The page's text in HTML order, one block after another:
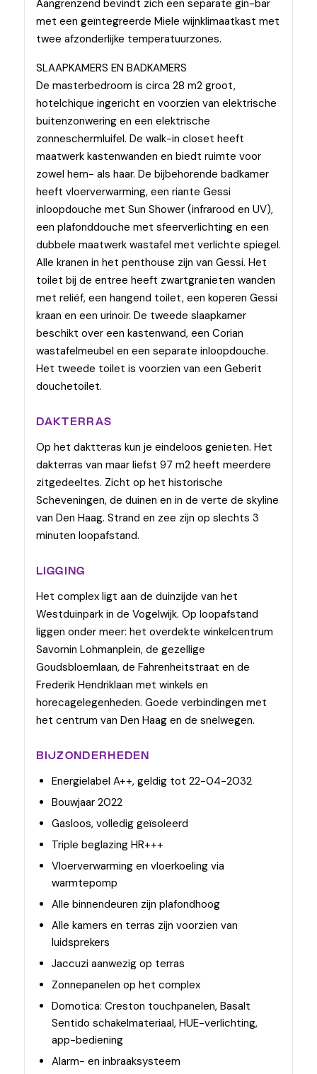
Aangrenzend bevindt zich een separate gin-bar
met een geïntegreerde Miele wijnklimaatkast met
twee afzonderlijke temperatuurzones.
SLAAPKAMERS EN BADKAMERS
De masterbedroom is circa 28 m2 groot,
hotelchique ingericht en voorzien van elektrische
buitenzonwering en een elektrische
zonneschermluifel. De walk-in closet heeft
maatwerk kastenwanden en biedt ruimte voor
zowel hem- als haar. De bijbehorende badkamer
heeft vloerverwarming, een riante Gessi
inloopdouche met Sun Shower (infrarood en UV),
een plafonddouche met sfeerverlichting en een
dubbele maatwerk wastafel met verlichte spiegel.
Alle kranen in het penthouse zijn van Gessi. Het
toilet bij de entree heeft zwartgranieten wanden
met reliëf, een hangend toilet, een koperen Gessi
kraan en een urinoir. De tweede slaapkamer
beschikt over een kastenwand, een Corian
wastafelmeubel en een separate inloopdouche.
Het tweede toilet is voorzien van een Geberit
douchetoilet.
DAKTERRAS
Op het daktteras kun je eindeloos genieten. Het
dakterras van maar liefst 97 m2 heeft meerdere
zitgedeeltes. Zicht op het historische
Scheveningen, de duinen en in de verte de skyline
van Den Haag. Strand en zee zijn op slechts 3
minuten loopafstand.
LIGGING
Het complex ligt aan de duinzijde van het
Westduinpark in de Vogelwijk. Op loopafstand
liggen onder meer: het overdekte winkelcentrum
Savornin Lohmanplein, de gezellige
Goudsbloemlaan, de Fahrenheitstraat en de
Frederik Hendriklaan met winkels en
horecagelegenheden. Goede verbindingen met
het centrum van Den Haag en de snelwegen.
BIJZONDERHEDEN
Energielabel A++, geldig tot 22-04-2032
Bouwjaar 2022
Gasloos, volledig geïsoleerd
Triple beglazing HR+++
Vloerverwarming en vloerkoeling via
warmtepomp
Alle binnendeuren zijn plafondhoog
Alle kamers en terras zijn voorzien van
luidsprekers
Jaccuzi aanwezig op terras
Zonnepanelen op het complex
Domotica: Creston touchpanelen, Basalt
Sentido schakelmateriaal, HUE-verlichting,
app-bediening
Alarm- en inbraaksysteem